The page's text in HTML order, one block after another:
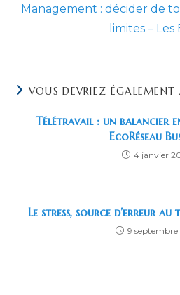
Management : décider de
limites –
VOUS DEVRIEZ ÉGALEMENT
Télétravail : un balancier
EcoRéseau
4 janvier
Le stress, source d’erreur
9 septembre